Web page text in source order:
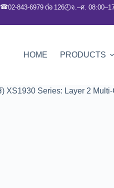
☎02-843-6979 ต่อ 126🕘จ.–ศ.
HOME PRODUCTS